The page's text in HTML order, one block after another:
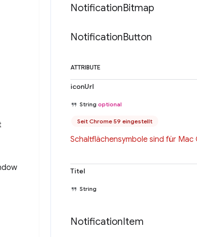
NotificationBitmap
NotificationButton
ATTRIBUTE
iconUrl
String optional
Seit Chrome 59 eingestellt
Schaltflächensymbole sind für
Titel
String
NotificationItem